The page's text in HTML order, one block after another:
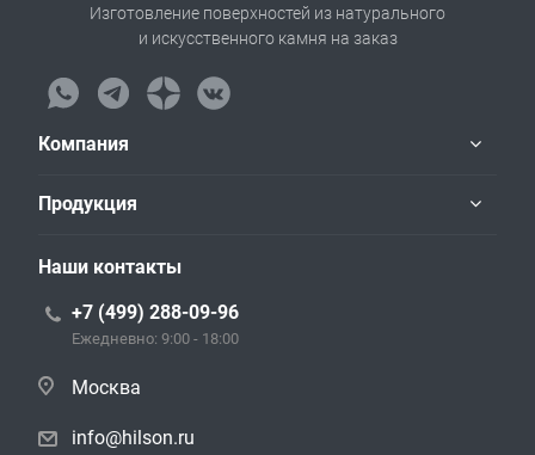
Изготовление поверхностей из натурального
и искусственного камня на заказ
Компания
Продукция
Наши контакты
+7 (499) 288-09-96
Ежедневно: 9:00 - 18:00
Москва
info@hilson.ru